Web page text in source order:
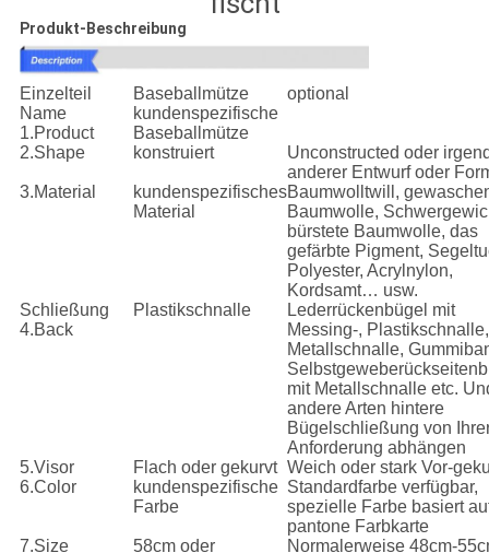
Produkt-Beschreibung
Einzelteil Baseballmütze
optional
Name
1.Product
kundenspezifische
Baseballmütze
2.Shape
konstruiert
Unconstructed oder
anderer Entwurf oder
3.Material
kundenspezifisches
Material
Baumwolltwill,
Baumwolle,
bürstete Baumwolle, das
gefärbte Pigment,
Polyester, Acrylnylon,
Kordsamt… usw.
Schließung
4.Back
Plastikschnalle
Lederrückenbügel mit
Messing-, Plastikschnalle,
Metallschnalle,
mit Metallschnalle etc.
andere Arten hintere
Bügelschließung von
Anforderung abhängen
5.Visor
Flach oder gekurvt Weich oder stark Vor-
6.Color
kundenspezifische
Farbe
Standardfarbe verfügbar,
spezielle Farbe basiert
pantone Farbkarte
7.Size
58cm oder
Normalerweise 48cm-